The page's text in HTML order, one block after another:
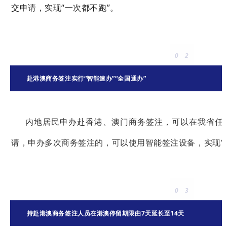
交申请，实现“一次都不跑”。
0 2
赴港澳商务签注实行“智能速办”“全国通办”
内地居民申办赴香港、澳门商务签注，可以在我省
请，申办多次商务签注的，可以使用智能签注设备，实现“
0 3
持赴港澳商务签注人员在港澳停留期限由7天延长至14天